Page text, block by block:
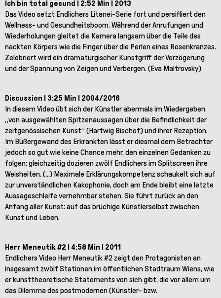
Ich bin total gesund | 2:52 Min | 2013
Das Video setzt Endlichers Litanei-Serie fort und persifliert den
Wellness- und Gesundheitsboom. Während der Anrufungen und
Wiederholungen gleitet die Kamera langsam über die Teile des
nackten Körpers wie die Finger über die Perlen eines Rosenkranzes.
Zelebriert wird ein dramaturgischer Kunstgriff der Verzögerung
und der Spannung von Zeigen und Verbergen. (Eva Maltrovsky)
Discussion | 3:25 Min | 2004/2016
In diesem Video übt sich der Künstler abermals im Wiedergeben
„von ausgewählten Spitzenaussagen über die Befindlichkeit der
zeitgenössischen Kunst“ (Hartwig Bischof) und ihrer Rezeption.
Im Büßergewand des Erkrankten lässt er diesmal dem Betrachter
jedoch so gut wie keine Chance mehr, den einzelnen Gedanken zu
folgen: gleichzeitig dozieren zwölf Endlichers im Splitscreen ihre
Weisheiten. (...) Maximale Erklärungskompetenz schaukelt sich auf
zur unverständlichen Kakophonie, doch am Ende bleibt eine letzte
Aussageschleife vernehmbar stehen. Sie führt zurück an den
Anfang aller Kunst: auf das brüchige Künstlerselbst zwischen
Kunst und Leben.
Herr Meneutik #2 | 4:58 Min | 2011
Endlichers Video Herr Meneutik #2 zeigt den Protagonisten an
insgesamt zwölf Stationen im öffentlichen Stadtraum Wiens, wie
er kunsttheoretische Statements von sich gibt, die vor allem um
das Dilemma des postmodernen (Künstler- bzw.